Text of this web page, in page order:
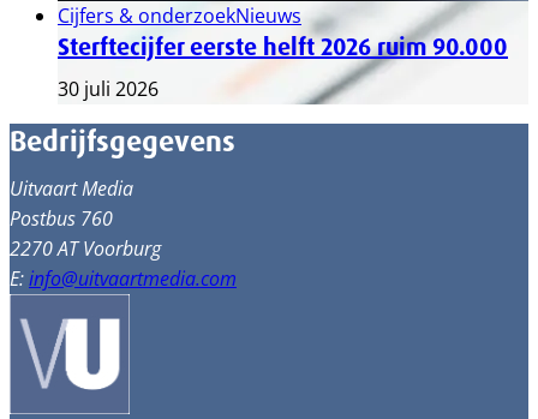
Cijfers & onderzoekNieuws
Sterftecijfer eerste helft 2026 ruim 90.000
30 juli 2026
Bedrijfsgegevens
Uitvaart Media
Postbus 760
2270 AT Voorburg
E:info@uitvaartmedia.com